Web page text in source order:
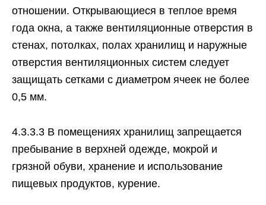
отношении. Открывающиеся в теплое время
года окна, а также вентиляционные отверстия в
стенах, потолках, полах хранилищ и наружные
отверстия вентиляционных систем следует
защищать сетками с диаметром ячеек не более
0,5 мм.
4.3.3.3 В помещениях хранилищ запрещается
пребывание в верхней одежде, мокрой и
грязной обуви, хранение и использование
пищевых продуктов, курение.